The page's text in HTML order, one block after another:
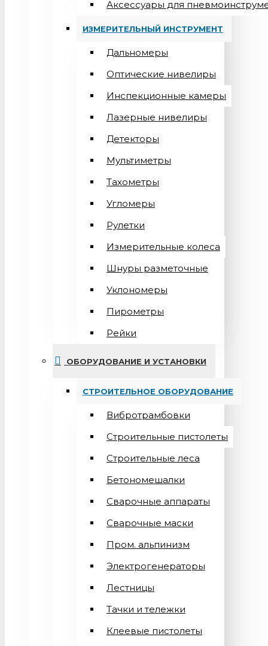
Аксессуары для
ИЗМЕРИТЕЛЬНЫЙ ИНСТРУМЕНТ
Дальномеры
Оптические нивелиры
Инспекционные камеры
Лазерные нивелиры
Детекторы
Мультиметры
Тахометры
Угломеры
Рулетки
Измерительные колеса
Шнуры разметочные
Уклономеры
Пирометры
Рейки
ОБОРУДОВАНИЕ И УСТАНОВКИ
СТРОИТЕЛЬНОЕ ОБОРУДОВАНИЕ
Вибротрамбовки
Строительные пистолеты
Строительные леса
Бетономешалки
Сварочные аппараты
Cварочные маски
Пром. альпинизм
Электрогенераторы
Лестницы
Тачки и тележки
Клеевые пистолеты